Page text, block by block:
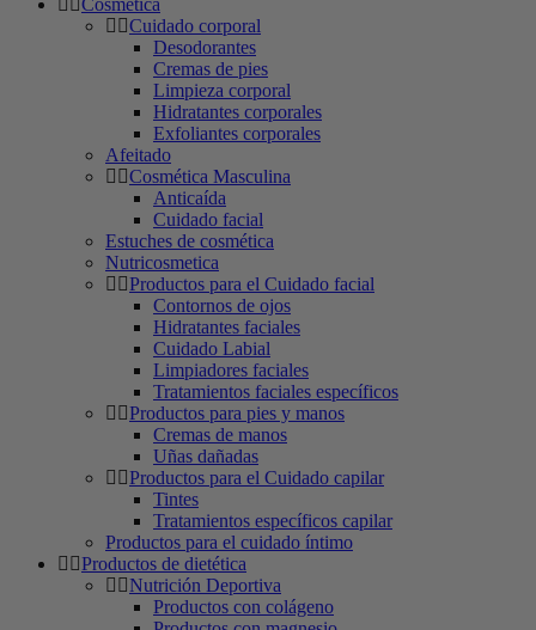
Cosmética
Cuidado corporal
Desodorantes
Cremas de pies
Limpieza corporal
Hidratantes corporales
Exfoliantes corporales
Afeitado
Cosmética Masculina
Anticaída
Cuidado facial
Estuches de cosmética
Nutricosmetica
Productos para el Cuidado facial
Contornos de ojos
Hidratantes faciales
Cuidado Labial
Limpiadores faciales
Tratamientos faciales específicos
Productos para pies y manos
Cremas de manos
Uñas dañadas
Productos para el Cuidado capilar
Tintes
Tratamientos específicos capilar
Productos para el cuidado íntimo
Productos de dietética
Nutrición Deportiva
Productos con colágeno